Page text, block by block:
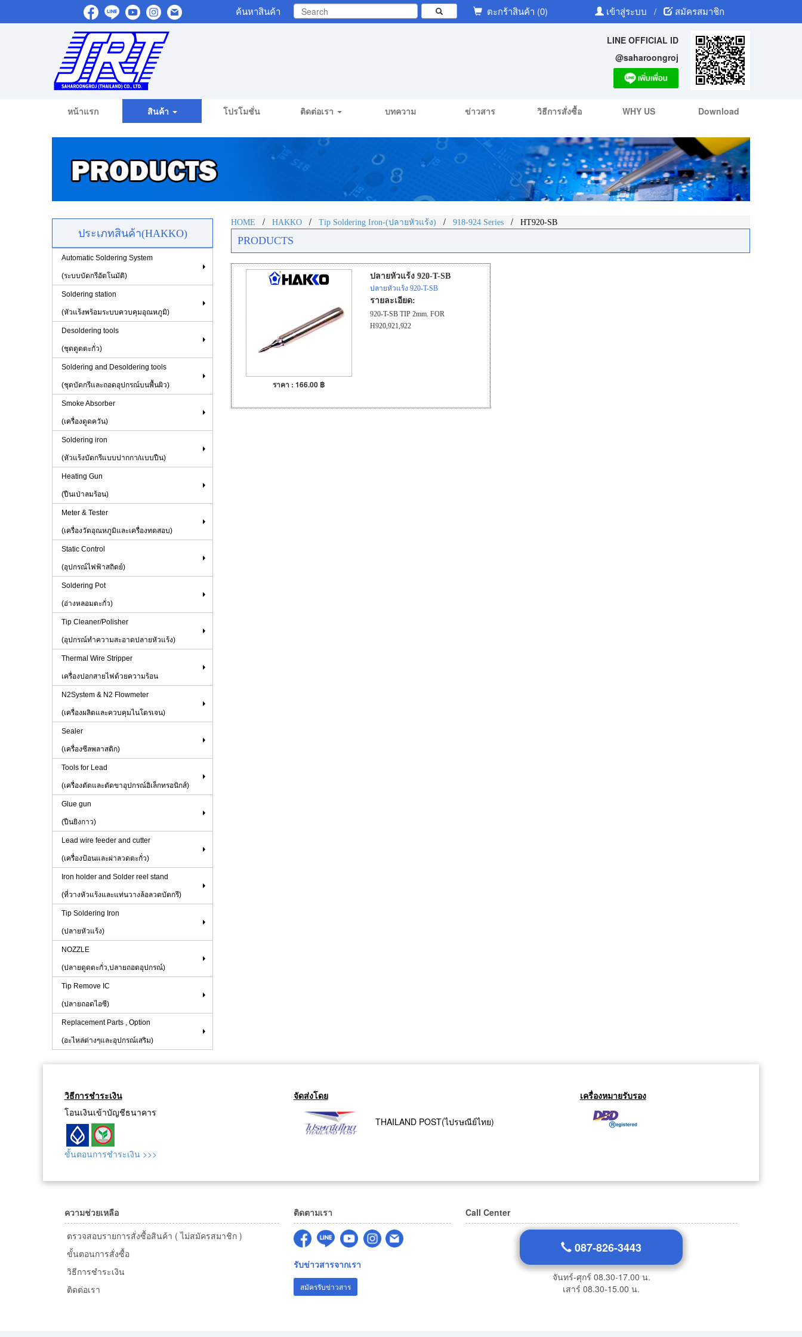
ค้นหาสินค้า ตะกร้าสินค้า (0) เข้าสู่ระบบ / สมัครสมาชิก
LINE OFFICIAL ID
@saharoongroj
หน้าแรก สินค้า โปรโมชั่น ติดต่อเรา บทความ ข่าวสาร วิธีการสั่งซื้อ WHY US Download
ประเภทสินค้า(HAKKO)
Automatic Soldering System
(ระบบบัดกรีอัตโนมัติ)
Soldering station
(หัวแร้งพร้อมระบบควบคุมอุณหภูมิ)
Desoldering tools
(ชุดดูดตะกั่ว)
Soldering and Desoldering tools
(ชุดบัดกรีและถอดอุปกรณ์บนพื้นผิว)
Smoke Absorber
(เครื่องดูดควัน)
Soldering iron
(หัวแร้งบัดกรีแบบปากกา/แบบปืน)
Heating Gun
(ปืนเป่าลมร้อน)
Meter & Tester
(เครื่องวัดอุณหภูมิและเครื่องทดสอบ)
Static Control
(อุปกรณ์ไฟฟ้าสถิตย์)
Soldering Pot
(อ่างหลอมตะกั่ว)
Tip Cleaner/Polisher
(อุปกรณ์ทำความสะอาดปลายหัวแร้ง)
Thermal Wire Stripper
เครื่องปอกสายไฟด้วยความร้อน
N2System & N2 Flowmeter
(เครื่องผลิตและควบคุมไนโตรเจน)
Sealer
(เครื่องซีลพลาสติก)
Tools for Lead
(เครื่องดัดและตัดขาอุปกรณ์อิเล็กทรอนิกส์)
Glue gun
(ปืนยิงกาว)
Lead wire feeder and cutter
(เครื่องป้อนและผ่าลวดตะกั่ว)
Iron holder and Solder reel stand
(ที่วางหัวแร้งและแท่นวางล้อลวดบัดกรี)
Tip Soldering Iron
(ปลายหัวแร้ง)
NOZZLE
(ปลายดูดตะกั่ว,ปลายถอดอุปกรณ์)
Tip Remove IC
(ปลายถอดไอซี)
Replacement Parts , Option
(อะไหล่ต่างๆและอุปกรณ์เสริม)
HOME / HAKKO / Tip Soldering Iron-(ปลายหัวแร้ง) / 918-924 Series / HT920-SB
PRODUCTS
ปลายหัวแร้ง 920-T-SB
ปลายหัวแร้ง 920-T-SB
รายละเอียด:
920-T-SB TIP 2mm. FOR
H920,921,922
ราคา : 166.00 ฿
วิธีการชำระเงิน
โอนเงินเข้าบัญชีธนาคาร
ขั้นตอนการชำระเงิน >>>
จัดส่งโดย
THAILAND POST(ไปรษณีย์ไทย)
เครื่องหมายรับรอง
ความช่วยเหลือ
ตรวจสอบรายการสั่งซื้อสินค้า ( ไม่สมัครสมาชิก )
ขั้นตอนการสั่งซื้อ
วิธีการชำระเงิน
ติดต่อเรา
ติดตามเรา
รับข่าวสารจากเรา
สมัครรับข่าวสาร
Call Center
087-826-3443
จันทร์-ศุกร์ 08.30-17.00 น.
เสาร์ 08.30-15.00 น.